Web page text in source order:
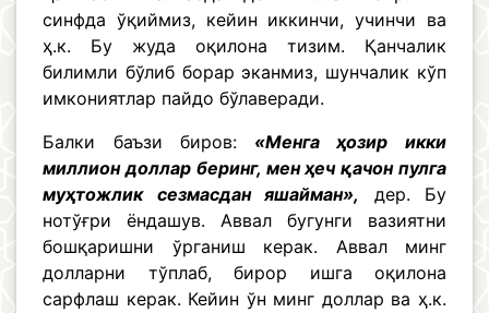
синфда ўқиймиз, кейин иккинчи, учинчи ва
ҳ.к. Бу жуда оқилона тизим. Қанчалик
билимли бўлиб борар эканмиз, шунчалик кўп
имкониятлар пайдо бўлаверади.
Балки баъзи биров: «Менга ҳозир икки
миллион доллар беринг, мен ҳеч қачон пулга
муҳтожлик сезмасдан яшайман», дер. Бу
нотўғри ёндашув. Аввал бугунги вазиятни
бошқаришни ўрганиш керак. Аввал минг
долларни тўплаб, бирор ишга оқилона
сарфлаш керак. Кейин ўн минг доллар ва ҳ.к.